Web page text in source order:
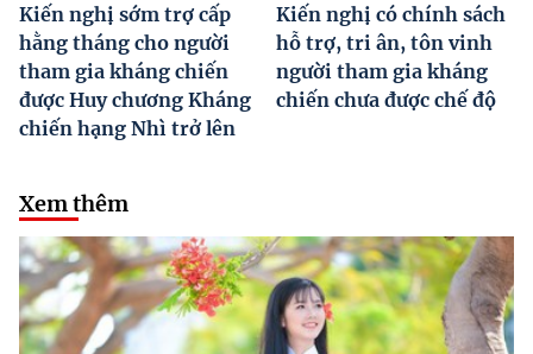
Kiến nghị sớm trợ cấp
hằng tháng cho người
tham gia kháng chiến
được Huy chương Kháng
chiến hạng Nhì trở lên
Kiến nghị có chính sách
hỗ trợ, tri ân, tôn vinh
người tham gia kháng
chiến chưa được chế độ
Xem thêm